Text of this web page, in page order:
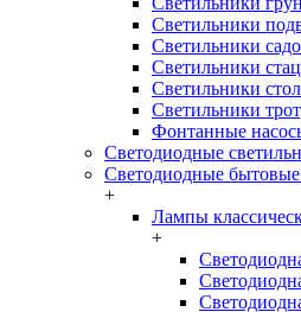
Светильники
Светильники
Светильники
Светильники
Светильники
Фонтанные
Светодиодные
Светодиодные
+
Лампы
+